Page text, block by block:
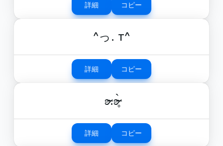
詳細 コピー
^っ. т^
詳細 コピー
ʚ̴̶̷.ʚ̴̶̷̥̀
詳細 コピー